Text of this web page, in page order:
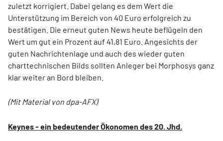
zuletzt korrigiert. Dabei gelang es dem Wert die
Unterstützung im Bereich von 40 Euro erfolgreich zu
bestätigen. Die erneut guten News heute beflügeln den
Wert um gut ein Prozent auf 41,81 Euro. Angesichts der
guten Nachrichtenlage und auch des wieder guten
charttechnischen Bilds sollten Anleger bei Morphosys ganz
klar weiter an Bord bleiben.
(Mit Material von dpa-AFX)
Keynes - ein bedeutender Ökonomen des 20. Jhd.